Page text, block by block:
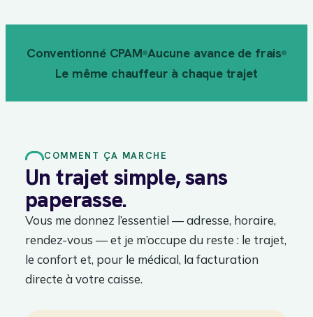
Conventionné CPAM Aucune avance de frais
Le même chauffeur à chaque trajet
COMMENT ÇA MARCHE
Un trajet simple, sans
paperasse.
Vous me donnez l’essentiel — adresse, horaire,
rendez-vous — et je m’occupe du reste : le trajet,
le confort et, pour le médical, la facturation
directe à votre caisse.